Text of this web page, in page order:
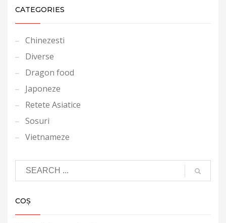
CATEGORIES
Chinezesti
Diverse
Dragon food
Japoneze
Retete Asiatice
Sosuri
Vietnameze
COȘ